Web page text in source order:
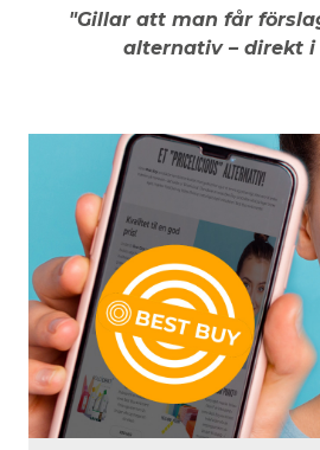
"Gillar att man får
alternativ – direkt i